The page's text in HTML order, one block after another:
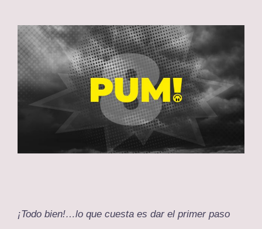
View
Larger
Image
¡Todo bien!…lo que cuesta es dar el primer paso